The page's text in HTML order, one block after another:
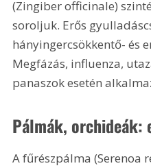
(Zingiber officinale)
soroljuk. Erős
hányingercsökkentő- és
Megfázás, influenza,
panaszok esetén
Pálmák, orchideák:
A fűrészpálma (Serenoa